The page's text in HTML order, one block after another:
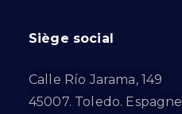
Siège social
Calle Río Jarama, 149
45007. Toledo. Espagne